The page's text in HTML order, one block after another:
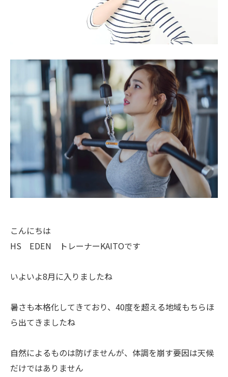
こんにちは
HS EDEN トレーナーKAITOです
いよいよ8月に入りましたね
暑さも本格化してきており、40度を超える地域もちらほ
ら出てきましたね
自然によるものは防げませんが、体調を崩す要因は天候
だけではありません